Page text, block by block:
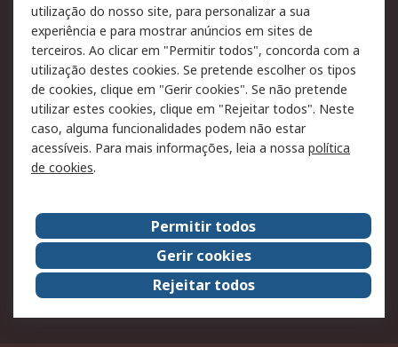
faturação
Legal
Aviso legal
Política de cookies
Política de privacidade
- Atualizada
Segurança de emails
Condições de venda
Sobre a RS
A RS no mundo
RS Group
Sobre a RS
Trabalhar na RS
ESG
utilização do nosso site, para personalizar a sua
experiência e para mostrar anúncios em sites de
terceiros. Ao clicar em "Permitir todos", concorda com a
utilização destes cookies. Se pretende escolher os tipos
de cookies, clique em "Gerir cookies". Se não pretende
utilizar estes cookies, clique em "Rejeitar todos". Neste
caso, alguma funcionalidades podem não estar
acessíveis. Para mais informações, leia a nossa política
de cookies.
Permitir todos
Gerir cookies
Rejeitar todos